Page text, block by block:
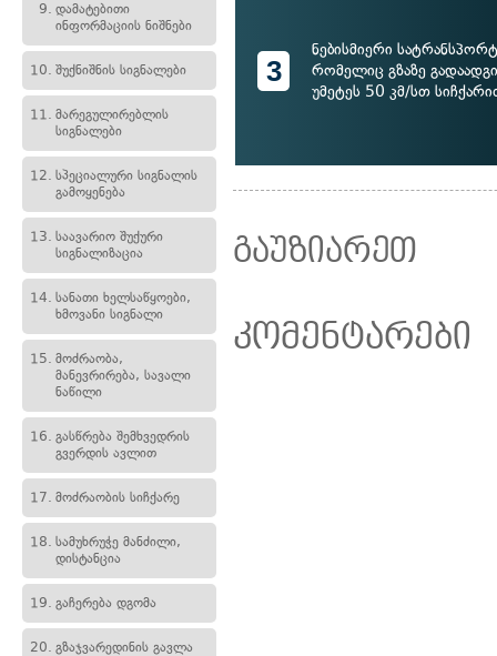
9. დამატებითი
ინფორმაციის ნიშნები
10. შუქნიშნის სიგნალები
11. მარეგულირებლის
სიგნალები
12. სპეციალური სიგნალის
გამოყენება
13. საავარიო შუქური
სიგნალიზაცია
14. სანათი ხელსაწყოები,
ხმოვანი სიგნალი
15. მოძრაობა,
მანევრირება, სავალი
ნაწილი
16. გასწრება შემხვედრის
გვერდის ავლით
17. მოძრაობის სიჩქარე
18. სამუხრუჭე მანძილი,
დისტანცია
19. გაჩერება დგომა
20. გზაჯვარედინის გავლა
3
ნებისმიერი
რომელიც გზაზე
უმეტეს 50 კმ/სთ
გაუზიარეთ
კომენტარები